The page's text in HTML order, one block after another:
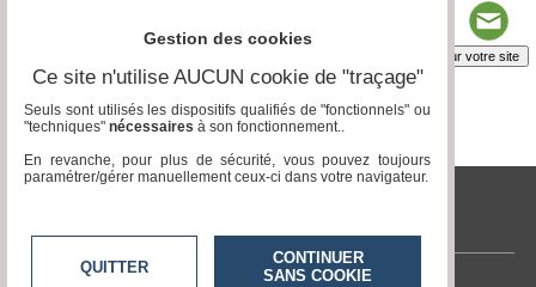
Insérez sur votre site
tvlocale.fr
Gestion des cookies
Ce site n'utilise AUCUN cookie de "traçage"
Seuls sont utilisés les dispositifs qualifiés de "fonctionnels" ou
"techniques" nécessaires à son fonctionnement..
En revanche, pour plus de sécurité, vous pouvez toujours
paramétrer/gérer manuellement ceux-ci dans votre navigateur.
QUITTER
CONTINUER
SANS COOKIE